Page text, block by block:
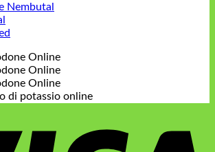
Nembutal